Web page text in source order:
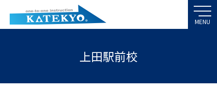
上田駅前校